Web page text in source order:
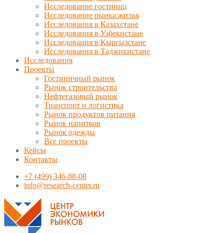
Исследование гостиниц
Исследование рынка жилья
Исследования в Казахстане
Исследования в Узбекистане
Исследования в Кыргызстане
Исследования в Таджикистане
Исследования
Проекты
Гостиничный рынок
Рынок строительства
Нефтегазовый рынок
Транспорт и логистика
Рынок продуктов питания
Рынок напитков
Рынок одежды
Все проекты
Кейсы
Контакты
+7 (499) 346-88-08
info@research-center.ru